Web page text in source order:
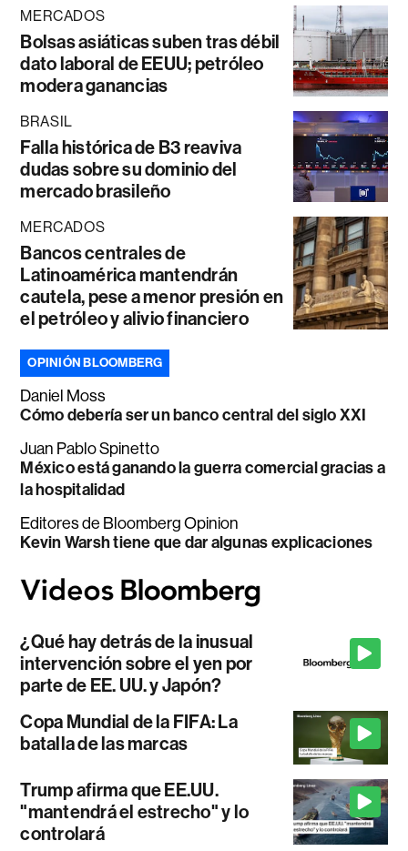
MERCADOS
Bolsas asiáticas suben tras débil
dato laboral de EEUU; petróleo
modera ganancias
BRASIL
Falla histórica de B3 reaviva
dudas sobre su dominio del
mercado brasileño
MERCADOS
Bancos centrales de
Latinoamérica mantendrán
cautela, pese a menor presión en
el petróleo y alivio financiero
OPINIÓN BLOOMBERG
Daniel Moss
Cómo debería ser un banco central del siglo XXI
Juan Pablo Spinetto
México está ganando la guerra comercial gracias a
la hospitalidad
Editores de Bloomberg Opinion
Kevin Warsh tiene que dar algunas explicaciones
¿Qué hay detrás de la inusual
intervención sobre el yen por
parte de EE. UU. y Japón?
Copa Mundial de la FIFA: La
batalla de las marcas
Trump afirma que EE.UU.
"mantendrá el estrecho" y lo
controlará